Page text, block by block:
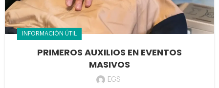
INFORMACIÓN ÚTIL
PRIMEROS AUXILIOS EN EVENTOS
MASIVOS
EGS